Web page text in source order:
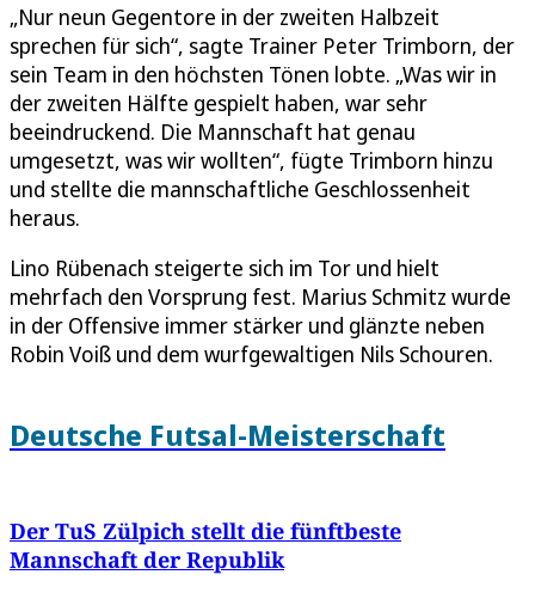
„Nur neun Gegentore in der zweiten Halbzeit
sprechen für sich“, sagte Trainer Peter Trimborn, der
sein Team in den höchsten Tönen lobte. „Was wir in
der zweiten Hälfte gespielt haben, war sehr
beeindruckend. Die Mannschaft hat genau
umgesetzt, was wir wollten“, fügte Trimborn hinzu
und stellte die mannschaftliche Geschlossenheit
heraus.
Lino Rübenach steigerte sich im Tor und hielt
mehrfach den Vorsprung fest. Marius Schmitz wurde
in der Offensive immer stärker und glänzte neben
Robin Voiß und dem wurfgewaltigen Nils Schouren.
Deutsche Futsal-Meisterschaft
Der TuS Zülpich stellt die fünftbeste
Mannschaft der Republik